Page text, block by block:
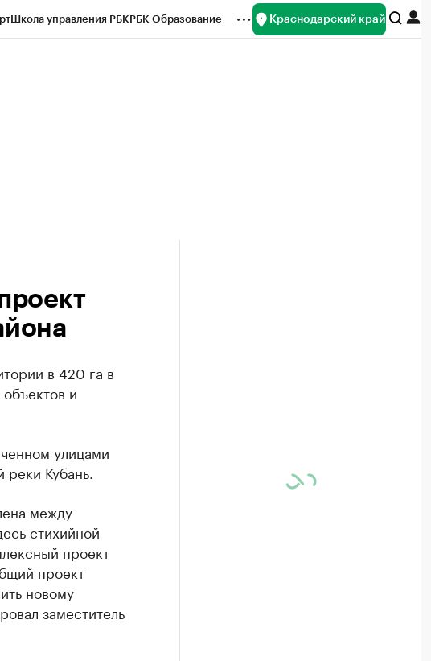
Школа управления РБКРБК Образование Краснодарский край
в 420 га в
и
улицами
Кубань.
между
стихийной
проект
проект
новому
заместитель